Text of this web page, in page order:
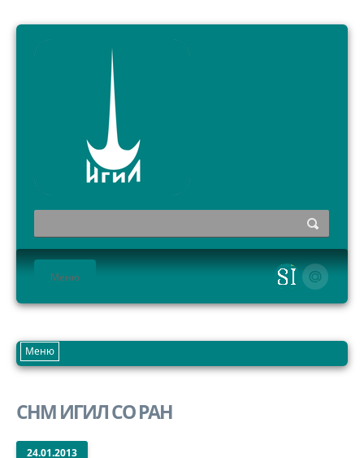
Меню
НАУКА
ВНУТРЕННИЙ САЙТ
Меню
СНМ ИГИЛ СО РАН
24.01.2013